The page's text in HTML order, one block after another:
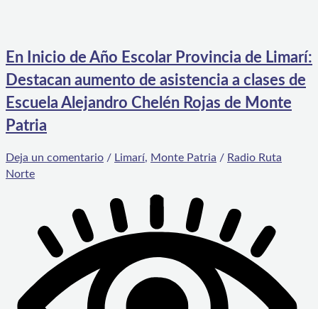
En Inicio de Año Escolar Provincia de Limarí:
Destacan aumento de asistencia a clases de
Escuela Alejandro Chelén Rojas de Monte
Patria
Deja un comentario / Limarí, Monte Patria / Radio Ruta
Norte